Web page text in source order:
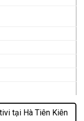
– 0914.765.768
tại Hà Tiên Kiên